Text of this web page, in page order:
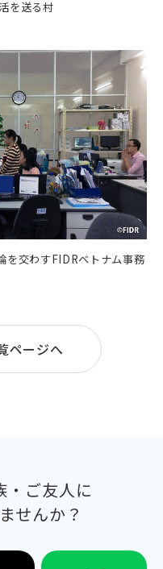
を送る村
を交わすFIDRベトナム事務
ページへ
・ご友人に
せんか？